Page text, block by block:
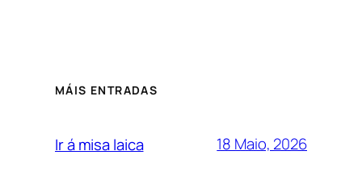
MÁIS ENTRADAS
Ir á misa laica 18 Maio, 2026